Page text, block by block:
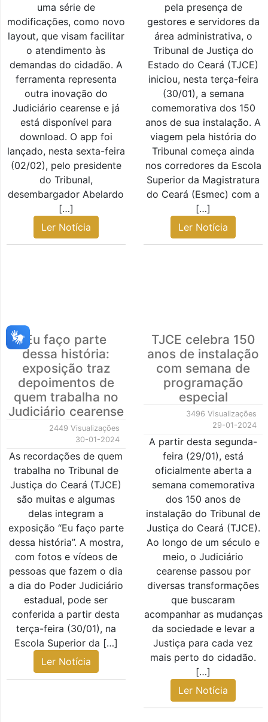
uma série de
modificações, como novo
layout, que visam facilitar
o atendimento às
demandas do cidadão. A
ferramenta representa
outra inovação do
Judiciário cearense e já
está disponível para
download. O app foi
lançado, nesta sexta-feira
(02/02), pelo presidente
do Tribunal,
desembargador Abelardo
[…]
Ler Notícia
pela presença de
gestores e servidores da
área administrativa, o
Tribunal de Justiça do
Estado do Ceará (TJCE)
iniciou, nesta terça-feira
(30/01), a semana
comemorativa dos 150
anos de sua instalação. A
viagem pela história do
Tribunal começa ainda
nos corredores da Escola
Superior da Magistratura
do Ceará (Esmec) com a
[…]
Ler Notícia
Eu faço parte
dessa história:
exposição traz
depoimentos de
quem trabalha no
Judiciário cearense
2449 Visualizações
30-01-2024
As recordações de quem
trabalha no Tribunal de
Justiça do Ceará (TJCE)
são muitas e algumas
delas integram a
exposição “Eu faço parte
dessa história”. A mostra,
com fotos e vídeos de
pessoas que fazem o dia
a dia do Poder Judiciário
estadual, pode ser
conferida a partir desta
terça-feira (30/01), na
Escola Superior da […]
Ler Notícia
TJCE celebra 150
anos de instalação
com semana de
programação
especial
3496 Visualizações
29-01-2024
A partir desta segunda-
feira (29/01), está
oficialmente aberta a
semana comemorativa
dos 150 anos de
instalação do Tribunal de
Justiça do Ceará (TJCE).
Ao longo de um século e
meio, o Judiciário
cearense passou por
diversas transformações
que buscaram
acompanhar as mudanças
da sociedade e levar a
Justiça para cada vez
mais perto do cidadão.
[…]
Ler Notícia